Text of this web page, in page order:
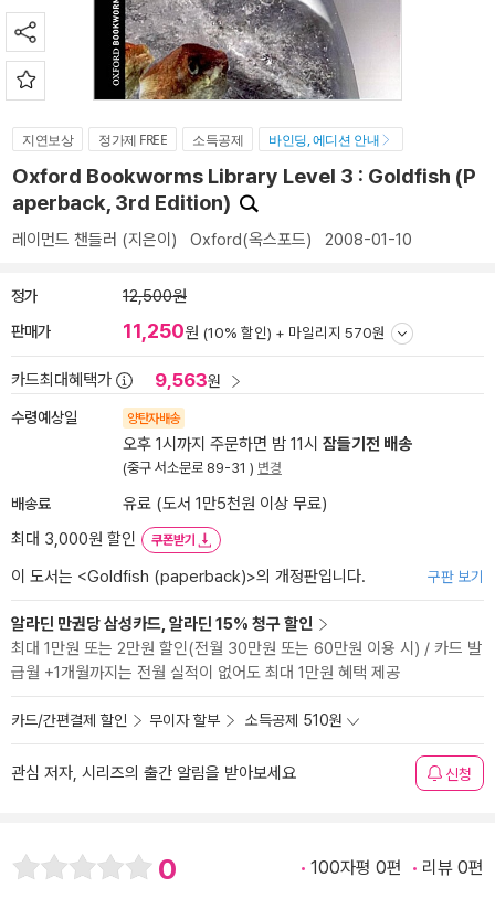
지연보상 정가제 FREE 소득공제 바인딩, 에디션 안내
Oxford Bookworms Library Level 3 : Goldfish (P
aperback, 3rd Edition)
레이먼드 챈들러 (지은이) Oxford(옥스포드) 2008-01-10
정가 12,500원
판매가 11,250원 (10% 할인) + 마일리지 570원
카드최대혜택가 9,563원
수령예상일 양탄자배송
오후 1시까지 주문하면 밤 11시 잠들기전 배송
(중구 서소문로 89-31 ) 변경
배송료
유료 (도서 1만5천원 이상 무료)
최대 3,000원 할인
쿠폰받기
이 도서는 <Goldfish (paperback)>의 개정판입니다. 구판 보기
알라딘 만권당 삼성카드, 알라딘 15% 청구 할인
최대 1만원 또는 2만원 할인(전월 30만원 또는 60만원 이용 시) / 카드 발
급월 +1개월까지는 전월 실적이 없어도 최대 1만원 혜택 제공
카드/간편결제 할인 무이자 할부 소득공제 510원
관심 저자, 시리즈의 출간 알림을 받아보세요 신청
0 100자평 0편 리뷰 0편